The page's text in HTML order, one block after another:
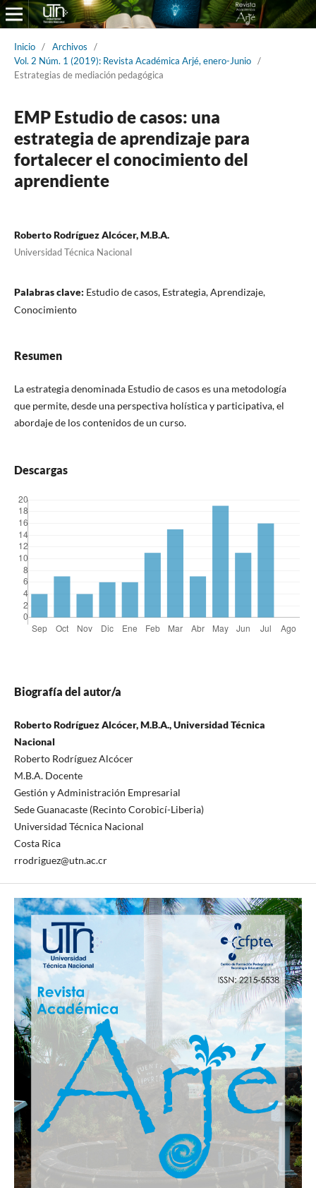
Inicio / Archivos
/
Vol. 2 Núm. 1 (2019): Revista Académica Arjé, enero-Junio /
Estrategias de mediación pedagógica
EMP Estudio de casos: una
estrategia de aprendizaje para
fortalecer el conocimiento del
aprendiente
Roberto Rodríguez Alcócer, M.B.A.
Universidad Técnica Nacional
Palabras clave: Estudio de casos, Estrategia, Aprendizaje,
Conocimiento
Resumen
La estrategia denominada Estudio de casos es una metodología
que permite, desde una perspectiva holística y participativa, el
abordaje de los contenidos de un curso.
Descargas
Biografía del autor/a
Roberto Rodríguez Alcócer, M.B.A., Universidad Técnica
Nacional
Roberto Rodríguez Alcócer
M.B.A. Docente
Gestión y Administración Empresarial
Sede Guanacaste (Recinto Corobicí-Liberia)
Universidad Técnica Nacional
Costa Rica
rrodriguez@utn.ac.cr